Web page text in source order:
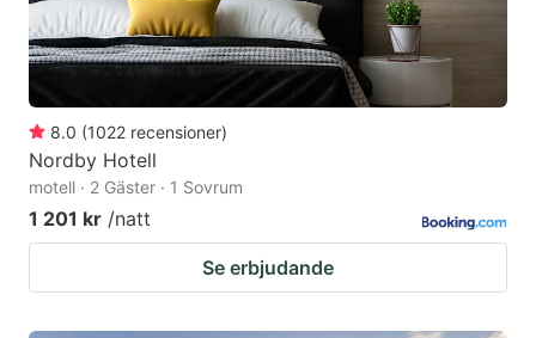
8.0 (1022 recensioner)
Nordby Hotell
motell · 2 Gäster · 1 Sovrum
1 201 kr /natt
Se erbjudande